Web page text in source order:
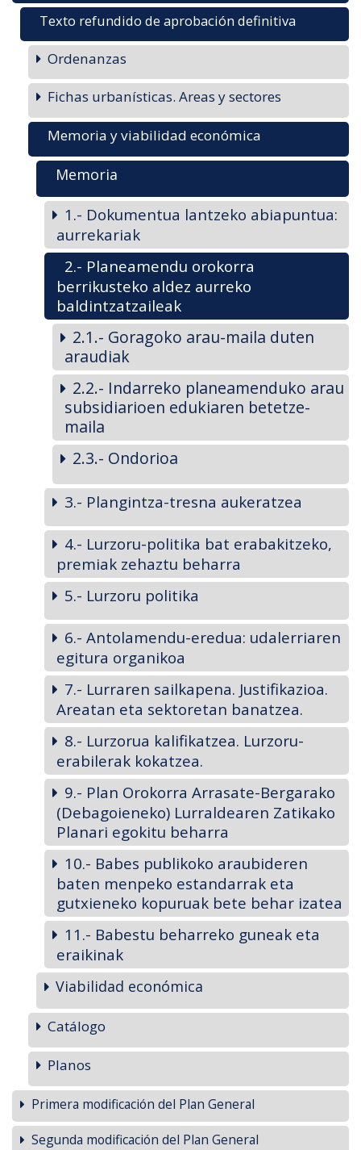
Texto refundido de aprobación definitiva
Ordenanzas
Fichas urbanísticas. Areas y sectores
Memoria y viabilidad económica
Memoria
1.- Dokumentua lantzeko abiapuntua:
aurrekariak
2.- Planeamendu orokorra
berrikusteko aldez aurreko
baldintzatzaileak
2.1.- Goragoko arau-maila duten
araudiak
2.2.- Indarreko planeamenduko arau
subsidiarioen edukiaren betetze-
maila
2.3.- Ondorioa
3.- Plangintza-tresna aukeratzea
4.- Lurzoru-politika bat erabakitzeko,
premiak zehaztu beharra
5.- Lurzoru politika
6.- Antolamendu-eredua: udalerriaren
egitura organikoa
7.- Lurraren sailkapena. Justifikazioa.
Areatan eta sektoretan banatzea.
8.- Lurzorua kalifikatzea. Lurzoru-
erabilerak kokatzea.
9.- Plan Orokorra Arrasate-Bergarako
(Debagoieneko) Lurraldearen Zatikako
Planari egokitu beharra
10.- Babes publikoko araubideren
baten menpeko estandarrak eta
gutxieneko kopuruak bete behar izatea
11.- Babestu beharreko guneak eta
eraikinak
Viabilidad económica
Catálogo
Planos
Primera modificación del Plan General
Segunda modificación del Plan General